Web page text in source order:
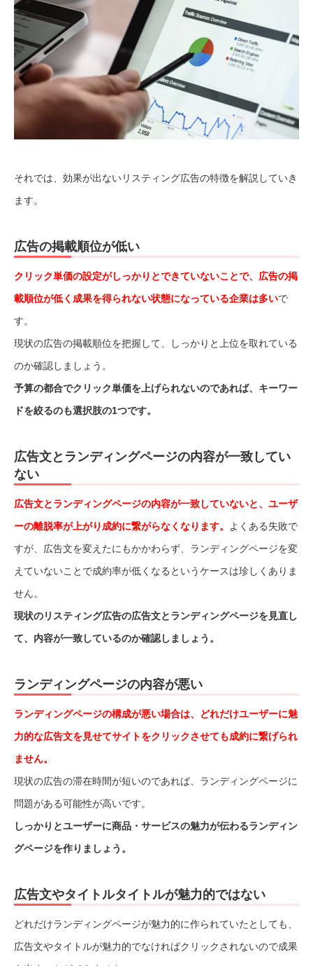
それでは、効果が出ないリスティング広告の特徴を解説していき
ます。
広告の掲載順位が低い
クリック単価の設定がしっかりとできていないことで、広告の掲
載順位が低く成果を得られない状態になっている企業は多いで
す。
現状の広告の掲載順位を把握して、しっかりと上位を取れている
のか確認しましょう。
予算の都合でクリック単価を上げられないのであれば、キーワー
ドを絞るのも選択肢の1つです。
広告文とランディングページの内容が一致してい
ない
広告文とランディングページの内容が一致していないと、ユーザ
ーの離脱率が上がり成約に繋がらなくなります。
よくある失敗で
すが、広告文を変えたにもかかわらず、ランディングページを変
えていないことで成約率が低くなるというケースは珍しくありま
せん。
現状のリスティング広告の広告文とランディングページを見直し
て、内容が一致しているのか確認しましょう。
ランディングページの内容が悪い
ランディングページの構成が悪い場合は、どれだけユーザーに魅
力的な広告文を見せてサイトをクリックさせても成約に繋げられ
ません。
現状の広告の滞在時間が短いのであれば、ランディングページに
問題がある可能性が高いです。
しっかりとユーザーに商品・サービスの魅力が伝わるランディン
グページを作りましょう。
広告文やタイトルタイトルが魅力的ではない
どれだけランディングページが魅力的に作られていたとしても、
広告文やタイトルが魅力的でなければクリックされないので成果